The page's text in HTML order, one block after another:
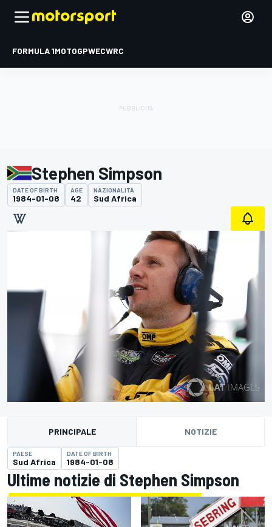
FORMULA 1MOTOGPWECWRC
Stephen Simpson
DATE OF BIRTH
1984-01-08
AGE
42
NAZIONALITÀ
Sud Africa
PRINCIPALE NOTIZIE
PAESE
Sud Africa
DATE OF BIRTH
1984-01-08
Ultime notizie di Stephen Simpson